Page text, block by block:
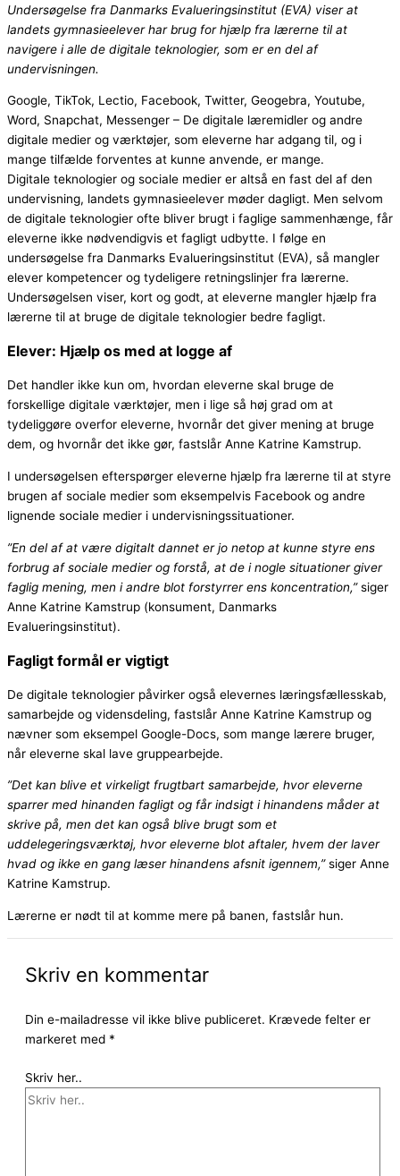
Undersøgelse fra Danmarks Evalueringsinstitut (EVA) viser at
landets gymnasieelever har brug for hjælp fra lærerne til at
navigere i alle de digitale teknologier, som er en del af
undervisningen.
Google, TikTok, Lectio, Facebook, Twitter, Geogebra, Youtube,
Word, Snapchat, Messenger – De digitale læremidler og andre
digitale medier og værktøjer, som eleverne har adgang til, og i
mange tilfælde forventes at kunne anvende, er mange.
Digitale teknologier og sociale medier er altså en fast del af den
undervisning, landets gymnasieelever møder dagligt. Men selvom
de digitale teknologier ofte bliver brugt i faglige sammenhænge, får
eleverne ikke nødvendigvis et fagligt udbytte. I følge en
undersøgelse fra Danmarks Evalueringsinstitut (EVA), så mangler
elever kompetencer og tydeligere retningslinjer fra lærerne.
Undersøgelsen viser, kort og godt, at eleverne mangler hjælp fra
lærerne til at bruge de digitale teknologier bedre fagligt.
Elever: Hjælp os med at logge af
Det handler ikke kun om, hvordan eleverne skal bruge de
forskellige digitale værktøjer, men i lige så høj grad om at
tydeliggøre overfor eleverne, hvornår det giver mening at bruge
dem, og hvornår det ikke gør, fastslår Anne Katrine Kamstrup.
I undersøgelsen efterspørger eleverne hjælp fra lærerne til at styre
brugen af sociale medier som eksempelvis Facebook og andre
lignende sociale medier i undervisningssituationer.
”En del af at være digitalt dannet er jo netop at kunne styre ens
forbrug af sociale medier og forstå, at de i nogle situationer giver
faglig mening, men i andre blot forstyrrer ens koncentration,”siger
Anne Katrine Kamstrup (konsument, Danmarks
Evalueringsinstitut).
Fagligt formål er vigtigt
De digitale teknologier påvirker også elevernes læringsfællesskab,
samarbejde og vidensdeling, fastslår Anne Katrine Kamstrup og
nævner som eksempel Google-Docs, som mange lærere bruger,
når eleverne skal lave gruppearbejde.
”Det kan blive et virkeligt frugtbart samarbejde, hvor eleverne
sparrer med hinanden fagligt og får indsigt i hinandens måder at
skrive på, men det kan også blive brugt som et
uddelegeringsværktøj, hvor eleverne blot aftaler, hvem der laver
hvad og ikke en gang læser hinandens afsnit igennem,”siger Anne
Katrine Kamstrup.
Lærerne er nødt til at komme mere på banen, fastslår hun.
Skriv en kommentar
Din e-mailadresse vil ikke blive publiceret. Krævede felter er
markeret med *
Skriv her..